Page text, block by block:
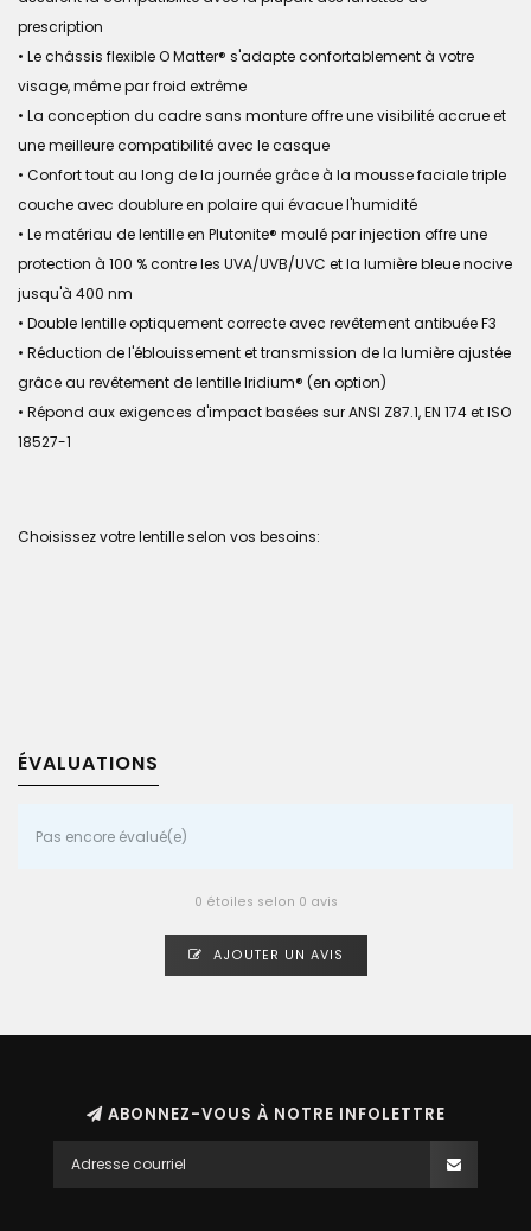
prescription
• Le châssis flexible O Matter® s'adapte confortablement à votre
visage, même par froid extrême
• La conception du cadre sans monture offre une visibilité accrue et
une meilleure compatibilité avec le casque
• Confort tout au long de la journée grâce à la mousse faciale triple
couche avec doublure en polaire qui évacue l'humidité
• Le matériau de lentille en Plutonite® moulé par injection offre une
protection à 100 % contre les UVA/UVB/UVC et la lumière bleue nocive
jusqu'à 400 nm
• Double lentille optiquement correcte avec revêtement antibuée F3
• Réduction de l'éblouissement et transmission de la lumière ajustée
grâce au revêtement de lentille Iridium® (en option)
• Répond aux exigences d'impact basées sur ANSI Z87.1, EN 174 et ISO
18527-1
Choisissez votre lentille selon vos besoins:
ÉVALUATIONS
Pas encore évalué(e)
0 étoiles selon 0 avis
AJOUTER UN AVIS
ABONNEZ-VOUS À NOTRE INFOLETTRE